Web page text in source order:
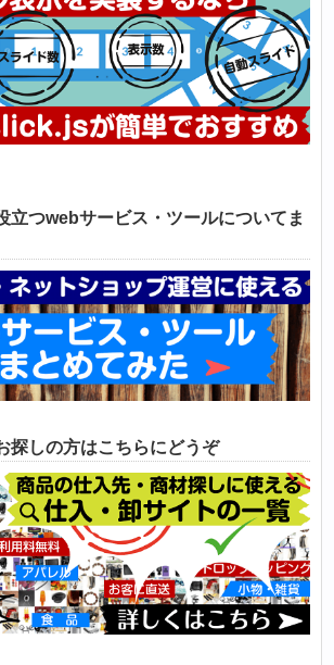
立つwebサービス・ツールについてま
探しの方はこちらにどうぞ